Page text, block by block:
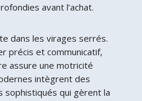
avant l’achat.
dans les virages serrés.
précis et communicatif,
assure une motricité
intègrent des
qui gèrent la